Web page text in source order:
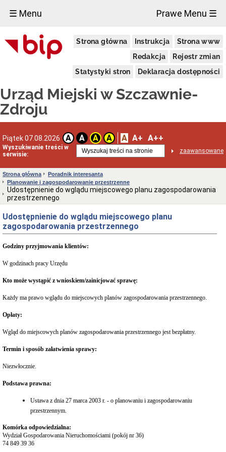
☰ Menu Prawe Menu ☰
Strona główna Instrukcja
Strona www
Redakcja
Rejestr zmian
Statystyki stron
Deklaracja dostępności
Urząd Miejski w Szczawnie-
Zdroju
Piątek 07.08.2026 A A A A A A+ A++
Wyszukiwanie treści w
serwisie:
zaawansowane
Urząd
Miejski
Aktualności
Dni
i
godziny
otwarcia
telefonów
Kierownictwo
Statut
i
struktura
Urzędu
Burmistrza
Interpretacje
Ogłoszenia
naborze
Ogłoszenia,
obwieszczenia,
informacje
instytucji
Uchwała
antysmogowa
Uchwała
województwa
Fundusz
Konkurs
dotacji
celowej
Strona główna
Poradnik interesanta
Planowanie i zagospodarowanie przestrzenne
Udostępnienie do wglądu miejscowego planu zagospodarowania
przestrzennego
Udostępnienie do wglądu miejscowego planu
zagospodarowania przestrzennego
Godziny przyjmowania klientów:
W godzinach pracy Urzędu
Kto może wystąpić z wnioskiem/zainicjować sprawę:
Każdy ma prawo wglądu do miejscowych planów zagospodarowania przestrzennego.
Opłaty:
Wgląd do miejscowych planów zagospodarowania przestrzennego jest bezpłatny.
Termin i sposób załatwienia sprawy:
Niezwłocznie.
Podstawa prawna:
Ustawa z dnia 27 marca 2003 r. - o planowaniu i zagospodarowaniu
przestrzennym.
Komórka odpowiedzialna:
Wydział Gospodarowania Nieruchomościami (pokój nr 36)
74 849 39 36
×